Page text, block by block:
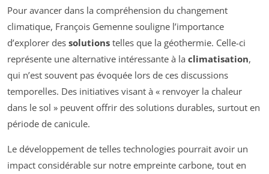
Pour avancer dans la compréhension du changement
climatique, François Gemenne souligne l’importance
d’explorer des solutions telles que la géothermie. Celle-ci
représente une alternative intéressante à la climatisation,
qui n’est souvent pas évoquée lors de ces discussions
temporelles. Des initiatives visant à « renvoyer la chaleur
dans le sol » peuvent offrir des solutions durables, surtout en
période de canicule.
Le développement de telles technologies pourrait avoir un
impact considérable sur notre empreinte carbone, tout en